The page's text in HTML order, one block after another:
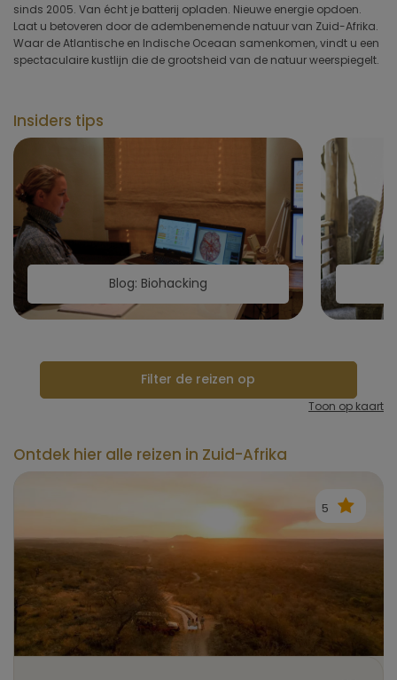
sinds 2005. Van écht je batterij opladen. Nieuwe energie opdoen.
Laat u betoveren door de adembenemende natuur van Zuid-Afrika.
Waar de Atlantische en Indische Oceaan samenkomen, vindt u een
spectaculaire kustlijn die de grootsheid van de natuur weerspiegelt.
kleinschalige retreats tot luxe Health Spa's, omarmt elke plek de
Insiders tips
Blog: Biohacking
Filter de reizen op
Type hotel
Hotelfaciliteiten
Restaurant & keuken
Wellness & spa
Toepassen
Toon op kaart
Ontdek hier alle reizen in Zuid-Afrika
5